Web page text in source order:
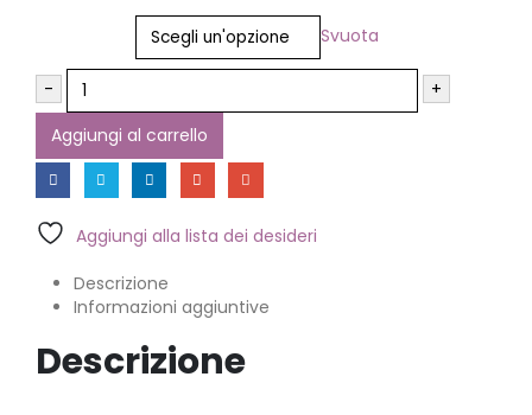
Svuota
-
+
Aggiungi al carrello
Aggiungi alla lista dei desideri
Descrizione
Informazioni aggiuntive
Descrizione